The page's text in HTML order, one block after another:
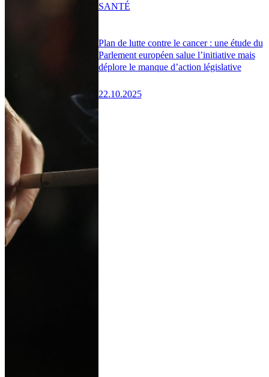
Plan de lutte contre le cancer : une étude du
Parlement européen salue l’initiative mais
déplore le manque d’action législative
22.10.2025
SANTÉ